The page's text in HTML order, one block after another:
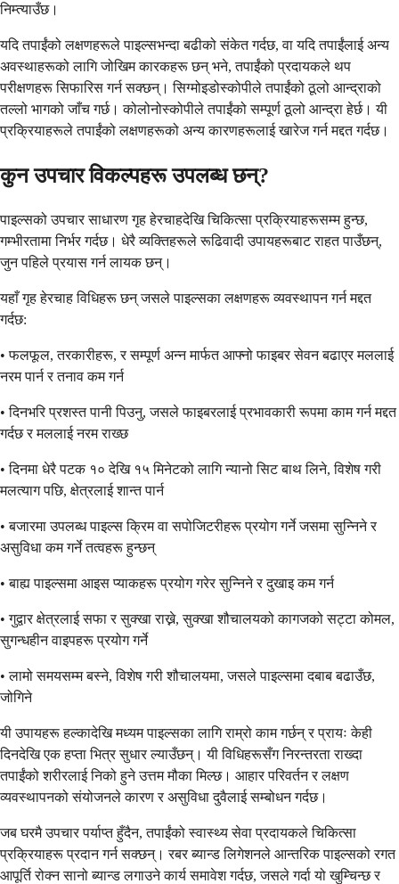
निम्त्याउँछ।
यदि तपाईंको लक्षणहरूले पाइल्सभन्दा बढीको संकेत गर्दछ, वा यदि तपाईंलाई अन्य
अवस्थाहरूको लागि जोखिम कारकहरू छन् भने, तपाईंको प्रदायकले थप
परीक्षणहरू सिफारिस गर्न सक्छन्। सिग्मोइडोस्कोपीले तपाईंको ठूलो आन्द्राको
तल्लो भागको जाँच गर्छ। कोलोनोस्कोपीले तपाईंको सम्पूर्ण ठूलो आन्द्रा हेर्छ। यी
प्रक्रियाहरूले तपाईंको लक्षणहरूको अन्य कारणहरूलाई खारेज गर्न मद्दत गर्दछ।
कुन उपचार विकल्पहरू उपलब्ध छन्?
पाइल्सको उपचार साधारण गृह हेरचाहदेखि चिकित्सा प्रक्रियाहरूसम्म हुन्छ,
गम्भीरतामा निर्भर गर्दछ। धेरै व्यक्तिहरूले रूढिवादी उपायहरूबाट राहत पाउँछन्,
जुन पहिले प्रयास गर्न लायक छन्।
यहाँ गृह हेरचाह विधिहरू छन् जसले पाइल्सका लक्षणहरू व्यवस्थापन गर्न मद्दत
गर्दछ:
• फलफूल, तरकारीहरू, र सम्पूर्ण अन्न मार्फत आफ्नो फाइबर सेवन बढाएर मललाई
नरम पार्न र तनाव कम गर्न
• दिनभरि प्रशस्त पानी पिउनु, जसले फाइबरलाई प्रभावकारी रूपमा काम गर्न मद्दत
गर्दछ र मललाई नरम राख्छ
• दिनमा धेरै पटक १० देखि १५ मिनेटको लागि न्यानो सिट बाथ लिने, विशेष गरी
मलत्याग पछि, क्षेत्रलाई शान्त पार्न
• बजारमा उपलब्ध पाइल्स क्रिम वा सपोजिटरीहरू प्रयोग गर्ने जसमा सुन्निने र
असुविधा कम गर्ने तत्वहरू हुन्छन्
• बाह्य पाइल्समा आइस प्याकहरू प्रयोग गरेर सुन्निने र दुखाइ कम गर्न
• गुद्वार क्षेत्रलाई सफा र सुक्खा राख्ने, सुक्खा शौचालयको कागजको सट्टा कोमल,
सुगन्धहीन वाइपहरू प्रयोग गर्ने
• लामो समयसम्म बस्ने, विशेष गरी शौचालयमा, जसले पाइल्समा दबाब बढाउँछ,
जोगिने
यी उपायहरू हल्कादेखि मध्यम पाइल्सका लागि राम्रो काम गर्छन् र प्रायः केही
दिनदेखि एक हप्ता भित्र सुधार ल्याउँछन्। यी विधिहरूसँग निरन्तरता राख्दा
तपाईंको शरीरलाई निको हुने उत्तम मौका मिल्छ। आहार परिवर्तन र लक्षण
व्यवस्थापनको संयोजनले कारण र असुविधा दुवैलाई सम्बोधन गर्दछ।
जब घरमै उपचार पर्याप्त हुँदैन, तपाईंको स्वास्थ्य सेवा प्रदायकले चिकित्सा
प्रक्रियाहरू प्रदान गर्न सक्छन्। रबर ब्यान्ड लिगेशनले आन्तरिक पाइल्सको रगत
आपूर्ति रोक्न सानो ब्यान्ड लगाउने कार्य समावेश गर्दछ, जसले गर्दा यो खुम्चिन्छ र